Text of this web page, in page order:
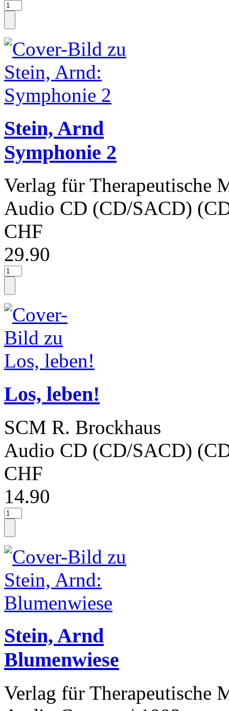
Stein, Arnd
Symphonie 2
Verlag für Therapeutische
Audio CD (CD/SACD)
CHF
29.90
Los, leben!
SCM R. Brockhaus
Audio CD (CD/SACD)
CHF
14.90
Stein, Arnd
Blumenwiese
Verlag für Therapeutische